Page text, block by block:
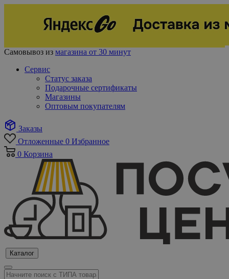
Самовывоз из магазина от 30 минут
Сервис
Статус заказа
Подарочные сертификаты
Магазины
Оптовым покупателям
Заказы
Отложенные 0 Избранное
0 Корзина
Каталог